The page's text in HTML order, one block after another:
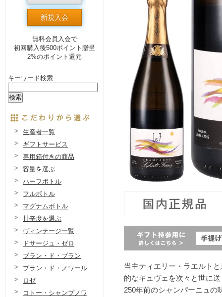
当主ティエリー・ラエルト
的なキュヴェを次々と世に
250年前のシャンパーニュの
新規入会
無料会員入会で
初回購入後500ポイント贈呈
2%のポイント還元
キーワード検索
生産者一覧
ギフトサービス
専用箱付きの商品
容量を選ぶ
ハーフボトル
フルボトル
マグナムボトル
甘辛度を選ぶ
ヴィンテージ一覧
ドサージュ・ゼロ
ブラン・ド・ブラン
ブラン・ド・ノワール
ロゼ
コトー・シャンプノワ